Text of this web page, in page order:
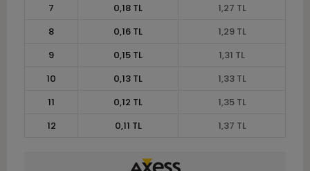
7
0,18 TL
1,27 TL
8
0,16 TL
1,29 TL
9
0,15 TL
1,31 TL
10
0,13 TL
1,33 TL
11
0,12 TL
1,35 TL
12
0,11 TL 1,37 TL